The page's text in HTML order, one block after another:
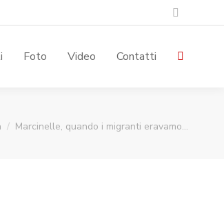
Rss
page
new
Foto Video Contatti Search:
Marcinelle, quando i migranti eravamo…